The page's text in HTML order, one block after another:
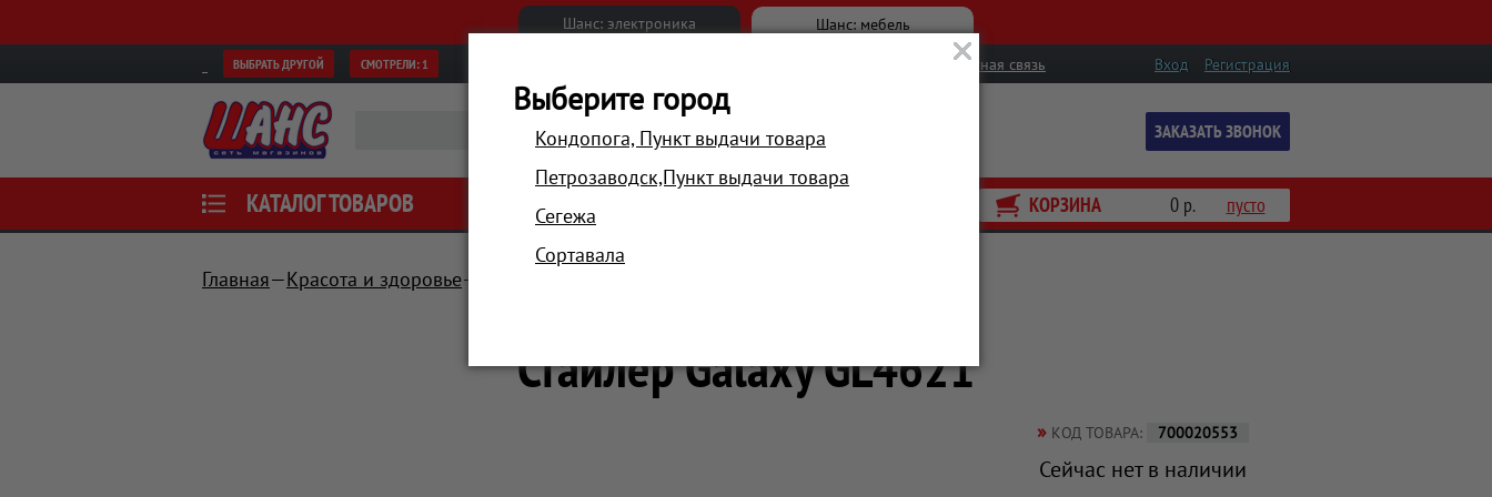
Шанс: электроника Шанс: мебель
ВЫБРАТЬ ДРУГОЙ СМОТРЕЛИ: 1 Вход Регистрация
Обратная связь
ЗАКАЗАТЬ ЗВОНОК
КАТАЛОГ ТОВАРОВ АКЦИИ КОРЗИНА 0 р. пусто
Главная Красота и здоровье
Стайлер Galaxy GL4621
» КОД ТОВАРА: 700020553
Сейчас нет в наличии
Выберите город
Кондопога, Пункт выдачи товара
Петрозаводск,Пункт выдачи товара
Сегежа
Сортавала